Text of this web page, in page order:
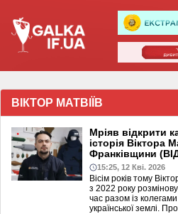
ВІКТОР МАТВІЇВ
Мріяв відкрити
історія Віктора
Франківщини
15:25, 12 Кві. 2026
Вісім років тому
з 2022 року
час разом із
української землі.